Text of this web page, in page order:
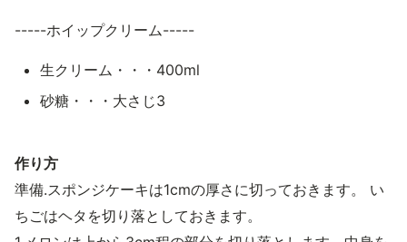
-----ホイップクリーム-----
生クリーム・・・400ml
砂糖・・・大さじ3
作り方
準備.スポンジケーキは1cmの厚さに切っておきます。 い
ちごはヘタを切り落としておきます。